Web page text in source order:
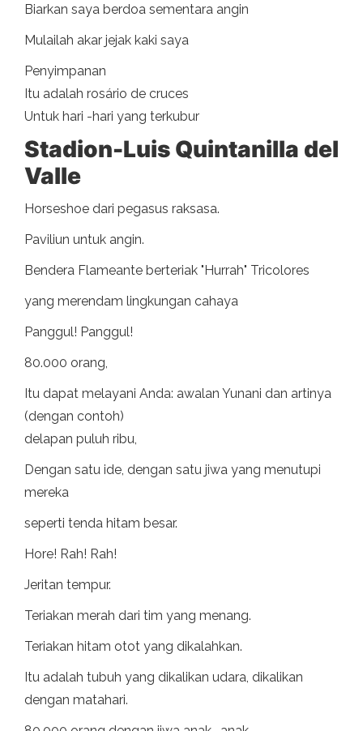
Biarkan saya berdoa sementara angin
Mulailah akar jejak kaki saya
Penyimpanan
Itu adalah rosário de cruces
Untuk hari -hari yang terkubur
Stadion-Luis Quintanilla del
Valle
Horseshoe dari pegasus raksasa.
Paviliun untuk angin.
Bendera Flameante berteriak "Hurrah" Tricolores
yang merendam lingkungan cahaya
Panggul! Panggul!
80.000 orang,
Itu dapat melayani Anda: awalan Yunani dan artinya
(dengan contoh)
delapan puluh ribu,
Dengan satu ide, dengan satu jiwa yang menutupi
mereka
seperti tenda hitam besar.
Hore! Rah! Rah!
Jeritan tempur.
Teriakan merah dari tim yang menang.
Teriakan hitam otot yang dikalahkan.
Itu adalah tubuh yang dikalikan udara, dikalikan
dengan matahari.